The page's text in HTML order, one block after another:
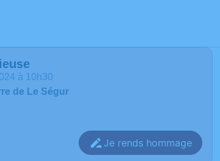
à 10h30
de Le Ségur
Je rends hommage